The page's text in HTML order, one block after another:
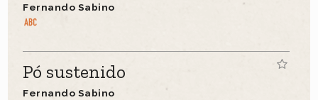
Fernando Sabino
Pó sustenido
Fernando Sabino